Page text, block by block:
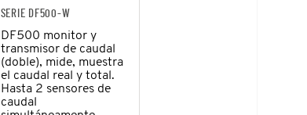
SERIE DF500-W
DF500 monitor y
transmisor de caudal
(doble), mide, muestra
el caudal real y total.
Hasta 2 sensores de
caudal